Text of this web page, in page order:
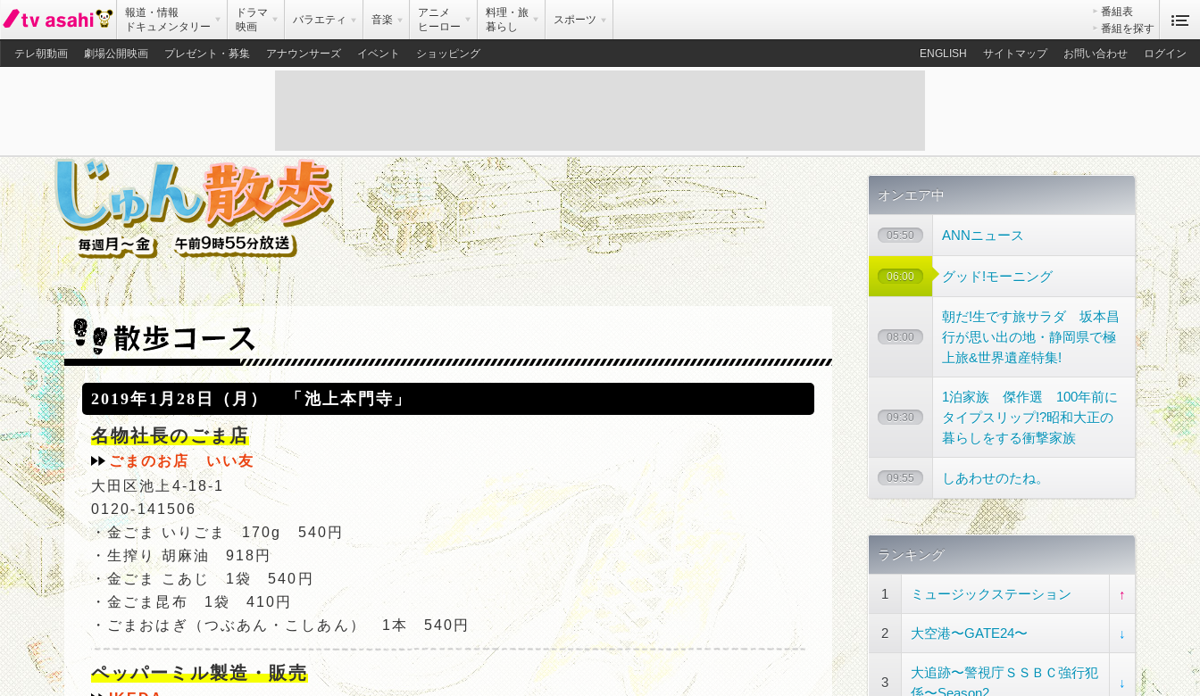
報道・情報
ドキュメンタリー
ドラマ
映画
バラエティ 音楽
アニメ
ヒーロー
料理・旅
暮らし
スポーツ
番組表
番組を探す
テレ朝動画
劇場公開映画 プレゼント・募集 アナウンサーズ イベント ショッピング ENGLISH サイトマップ お問い合わせ ログイン
散歩コース
2019年1月28日（月） 「池上本門寺」
名物社長のごま店
ごまのお店 いい友
大田区池上4-18-1
0120-141506
・金ごま いりごま 170g 540円
・生搾り 胡麻油 918円
・金ごま こあじ 1袋 540円
・金ごま昆布 1袋 410円
・ごまおはぎ（つぶあん・こしあん） 1本 540円
ペッパーミル製造・販売
オンエア中
05:50 ANNニュース
06:00 グッド!モーニング
08:00
朝だ!生です旅サラダ 坂本昌
行が思い出の地・静岡県で極
上旅&世界遺産特集!
09:30
1泊家族 傑作選 100年前に
タイプスリップ!?昭和大正の
暮らしをする衝撃家族
09:55 しあわせのたね。
ランキング
1 ミュージックステーション ↑
2 大空港〜GATE24〜 ↓
3
大追跡〜警視庁ＳＳＢＣ強行犯
係〜Season2
↓